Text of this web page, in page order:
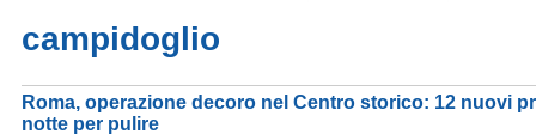
campidoglio
Roma, operazione decoro nel Centro storico: 12 nuovi
notte per pulire